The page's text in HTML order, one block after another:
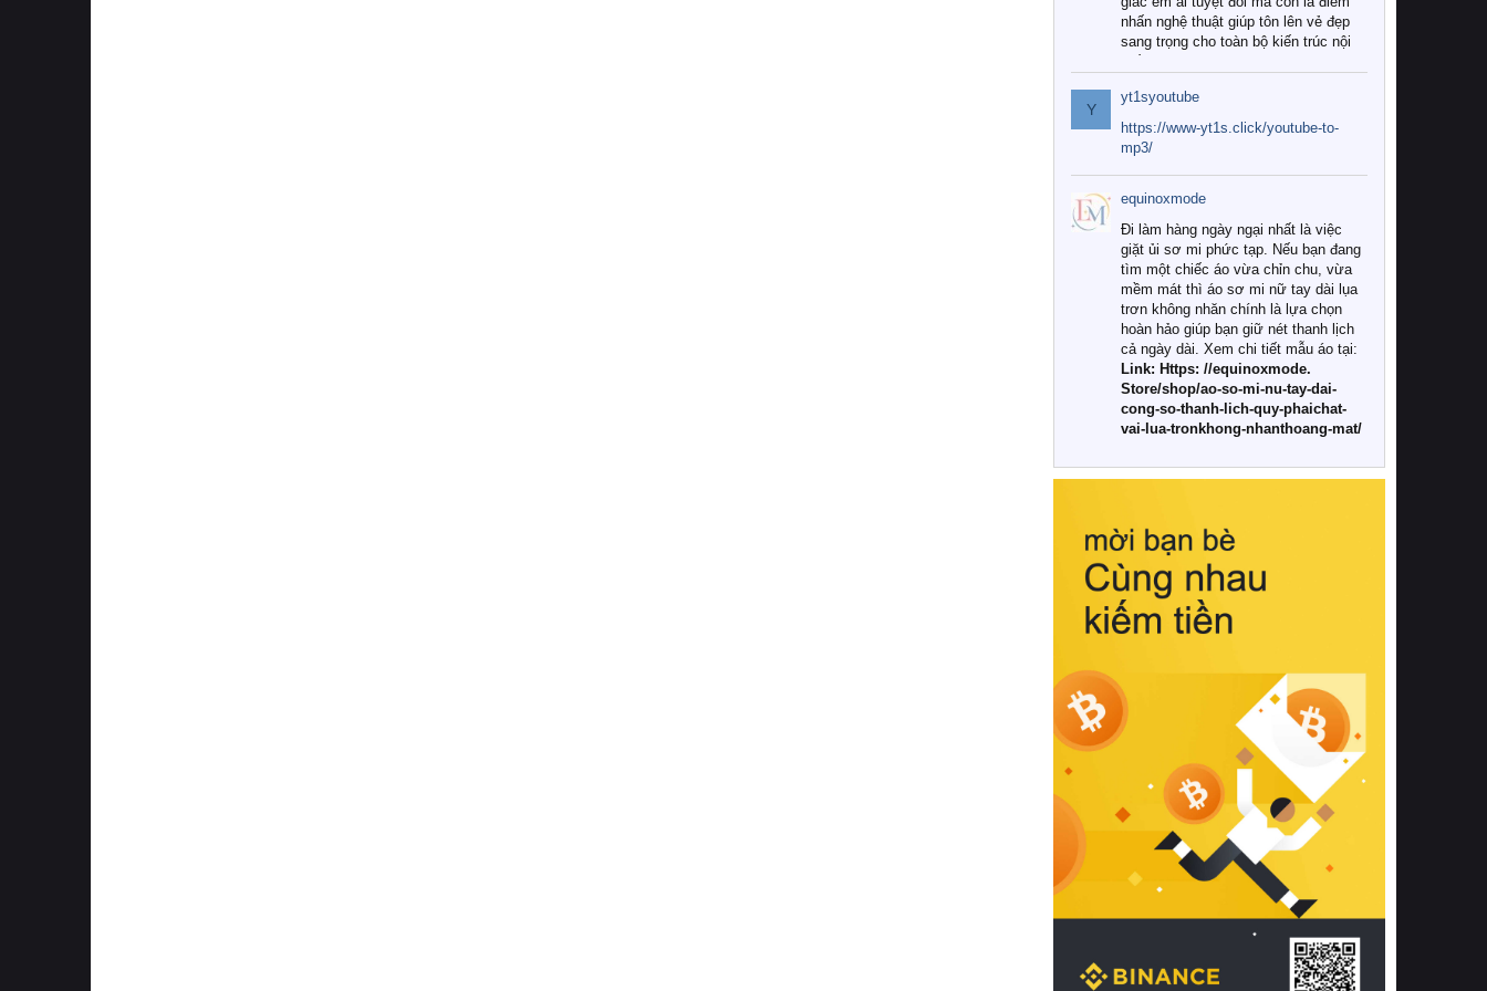
nhấn nghệ thuật giúp tôn lên vẻ đẹp
sang trọng cho toàn bộ kiến trúc nội
Tuy nhiên, giữa thị trường đa dạng
với vô vàn thương hiệu và mẫu mã
như hiện nay, làm thế nào để chọn
được những bộ chăn ga gối đệm cao
cấp thực sự chất lượng, phù hợp với
khí hậu và nhu cầu sử dụng của gia
đình? Hãy cùng chúng tôi đi tìm lời
giải đáp chi tiết qua bài viết dưới đây.
1. Tại sao các gia đình hiện đại lại ưa
chuộng chăn ga gối đệm cao cấp?
Khác với các dòng sản phẩm thông
thường, những bộ chăn ga gối đệm
cao cấp trải qua quy trình sản xuất
nghiêm ngặt từ khâu chọn lọc nguyên
liệu tự nhiên đến công nghệ dệt
nhuộm hiện đại không chứa hóa chất
này, bạn sẽ cảm nhận rõ rệt sự khác
hồi chuẩn xác của phần đệm nâng đỡ
cột sống.
Bên cạnh đó, việc lựa chọn các dòng
sản phẩm đạt chuẩn chất lượng quốc
tế còn giúp ngăn ngừa tình trạng kích
khuẩn và nấm mốc trong điều kiện
thời tiết nóng ẩm. Bạn có thể tìm hiểu
thêm các nghiên cứu khoa học về tác
động của giấc ngủ và môi trường
phòng ngủ đối với sức khỏe con
người tại Sleep Foundation (External
Link) để có cái nhìn toàn diện hơn.
2. Các tiêu chí vàng khi lựa chọn
chăn ga gối đệm cao cấp cho phòng
ngủ
Để sở hữu một bộ chăn ga gối đệm
cao cấp hoàn hảo cả về thẩm mỹ lẫn
công năng, người tiêu dùng cần cân
nhắc kỹ lưỡng các tiêu chí quan trọng
Y
yt1syoutube
https://www-yt1s.click/youtube-to-
mp3/
equinoxmode
Đi làm hàng ngày ngại nhất là việc
giặt ủi sơ mi phức tạp. Nếu bạn đang
tìm một chiếc áo vừa chỉn chu, vừa
mềm mát thì áo sơ mi nữ tay dài lụa
trơn không nhăn chính là lựa chọn
hoàn hảo giúp bạn giữ nét thanh lịch
cả ngày dài. Xem chi tiết mẫu áo tại:
Link: Https: //equinoxmode.
Store/shop/ao-so-mi-nu-tay-dai-
cong-so-thanh-lich-quy-phaichat-
vai-lua-tronkhong-nhanthoang-mat/